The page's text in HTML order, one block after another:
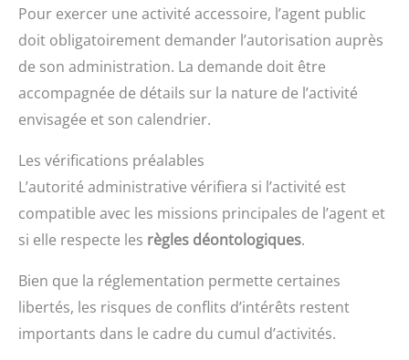
Pour exercer une activité accessoire, l’agent public
doit obligatoirement demander l’autorisation auprès
de son administration. La demande doit être
accompagnée de détails sur la nature de l’activité
envisagée et son calendrier.
Les vérifications préalables
L’autorité administrative vérifiera si l’activité est
compatible avec les missions principales de l’agent et
si elle respecte les règles déontologiques.
Bien que la réglementation permette certaines
libertés, les risques de conflits d’intérêts restent
importants dans le cadre du cumul d’activités.